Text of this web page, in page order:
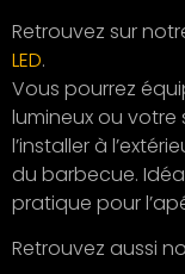
Retrouvez sur
LED.
Vous pourrez
lumineux ou votre
l’installer à
du barbecue.
pratique pour
Retrouvez aussi